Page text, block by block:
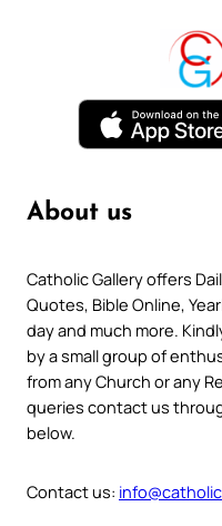
About us
Catholic Gallery offers
Quotes, Bible Online,
day and much more.
by a small group of
from any Church or any
queries contact us
below.
Contact us: